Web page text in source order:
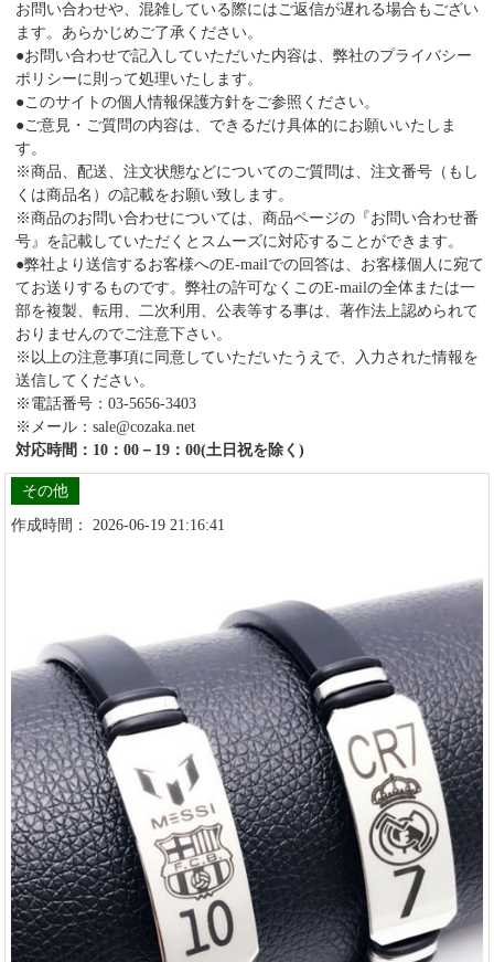
お問い合わせや、混雑している際にはご返信が遅れる場合もござい
ます。あらかじめご了承ください。
●お問い合わせで記入していただいた内容は、弊社のプライバシー
ポリシーに則って処理いたします。
●このサイトの個人情報保護方針をご参照ください。
●ご意見・ご質問の内容は、できるだけ具体的にお願いいたしま
す。
※商品、配送、注文状態などについてのご質問は、注文番号（もし
くは商品名）の記載をお願い致します。
※商品のお問い合わせについては、商品ページの『お問い合わせ番
号』を記載していただくとスムーズに対応することができます。
●弊社より送信するお客様へのE-mailでの回答は、お客様個人に宛て
てお送りするものです。弊社の許可なくこのE-mailの全体または一
部を複製、転用、二次利用、公表等する事は、著作法上認められて
おりませんのでご注意下さい。
※以上の注意事項に同意していただいたうえで、入力された情報を
送信してください。
※電話番号：03-5656-3403
※メール：sale@cozaka.net
対応時間：10：00－19：00(土日祝を除く)
その他
作成時間： 2026-06-19 21:16:41